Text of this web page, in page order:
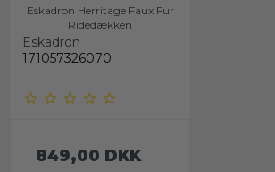
Eskadron Herritage Faux Fur
Ridedækken
Eskadron
171057326070
849,00 DKK